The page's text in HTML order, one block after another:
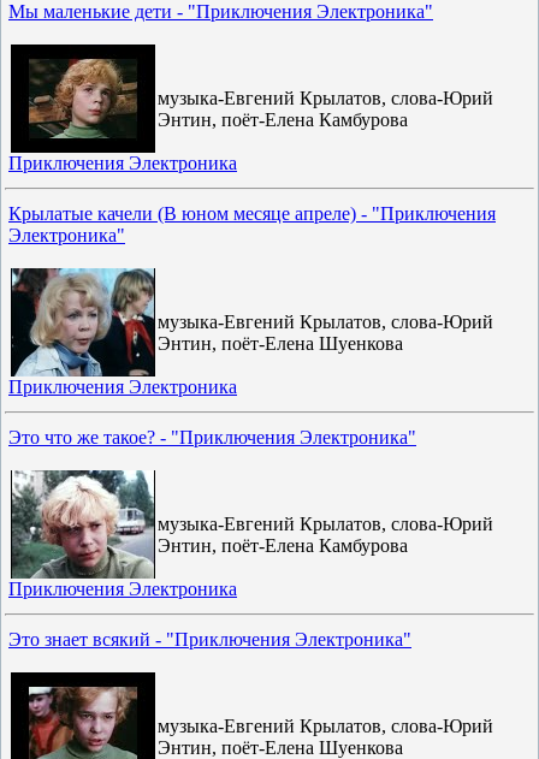
Мы маленькие дети - "Приключения Электроника"
музыка-Евгений Крылатов, слова-Юрий
Энтин, поёт-Елена Камбурова
Приключения Электроника
Крылатые качели (В юном месяце апреле) - "Приключения
Электроника"
музыка-Евгений Крылатов, слова-Юрий
Энтин, поёт-Елена Шуенкова
Приключения Электроника
Это что же такое? - "Приключения Электроника"
музыка-Евгений Крылатов, слова-Юрий
Энтин, поёт-Елена Камбурова
Приключения Электроника
Это знает всякий - "Приключения Электроника"
музыка-Евгений Крылатов, слова-Юрий
Энтин, поёт-Елена Шуенкова